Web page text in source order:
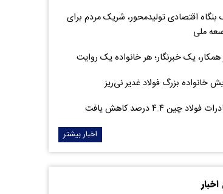
اقتصادی تولیدمحور، شریک مردم برای
ملی
یک خبرنگار؛ هر خانواده یک روایت
خانواده بزرگ فولاد غدیر نی‌ریز
فولاد چین ۴.۴ درصد کاهش یافت
اخبار بیشتر